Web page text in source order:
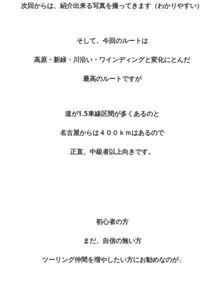
次回からは、紹介出来る写真を撮ってきます（わかりやすい）
そして、今回のルートは
高原・新緑・川沿い・ワインディングと変化にとんだ
最高のルートですが
道が1.5車線区間が多くあるのと
名古屋からは４００ｋｍはあるので
正直、中級者以上向きです。
初心者の方
まだ、自信の無い方
ツーリング仲間を増やしたい方にお勧めなのが↓